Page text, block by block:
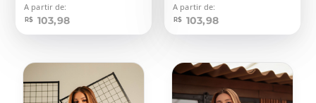
A partir de:
R$ 103,98
A partir de:
R$ 103,98